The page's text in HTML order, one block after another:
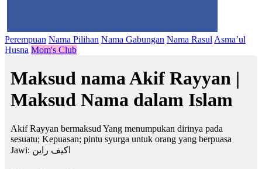
Perempuan Nama Pilihan Nama Gabungan Nama Rasul Asma’ul
Husna Mom's Club
Maksud nama Akif Rayyan |
Maksud Nama dalam Islam
Akif Rayyan bermaksud Yang menumpukan dirinya pada
sesuatu; Kepuasan; pintu syurga untuk orang yang berpuasa
Jawi: اكيف راين